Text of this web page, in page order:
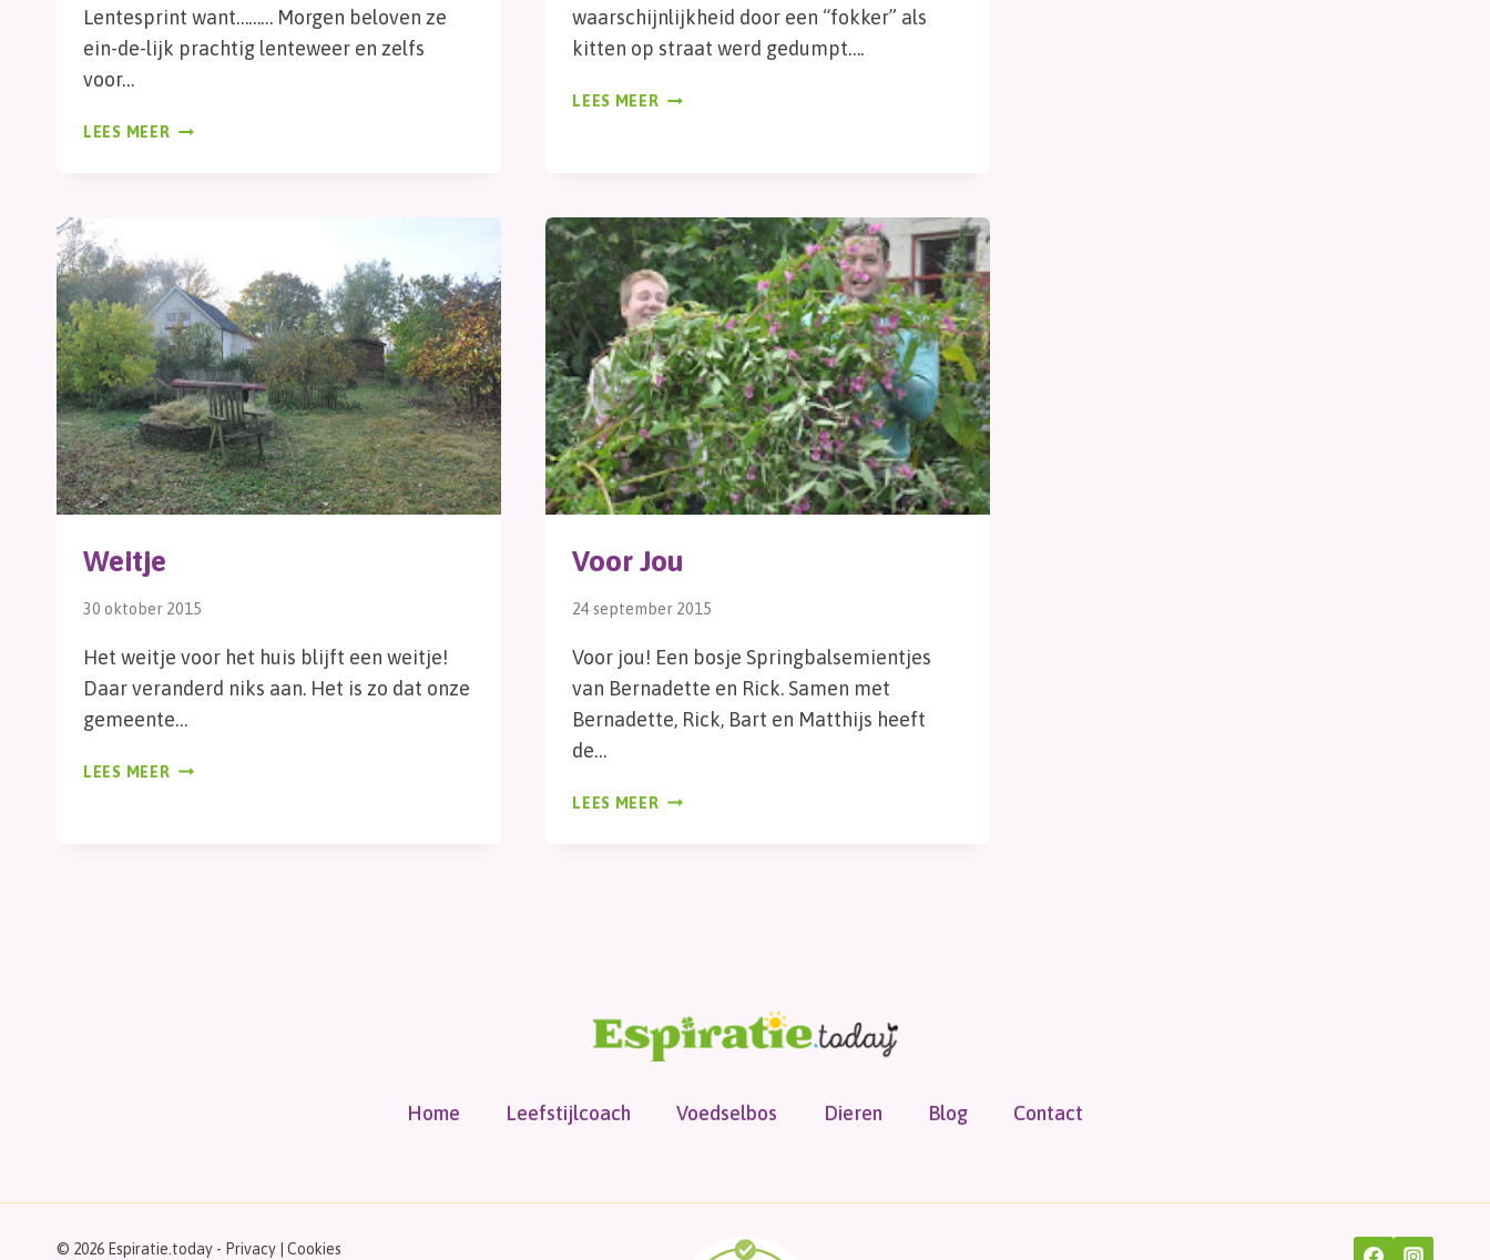
Lentesprint want……… Morgen beloven ze
ein-de-lijk prachtig lenteweer en zelfs
voor…
LEES MEER 31/31
waarschijnlijkheid door een “fokker” als
kitten op straat werd gedumpt….
LEES MEER NOODOPVANG
Weitje
30 oktober 2015
Het weitje voor het huis blijft een weitje!
Daar veranderd niks aan. Het is zo dat onze
gemeente…
LEES MEER WEITJE
Voor Jou
24 september 2015
Voor jou! Een bosje Springbalsemientjes
van Bernadette en Rick. Samen met
Bernadette, Rick, Bart en Matthijs heeft
de…
LEES MEER VOOR
Home Leefstijlcoach Voedselbos Dieren Blog Contact
© 2026 Espiratie.today - Privacy Cookies